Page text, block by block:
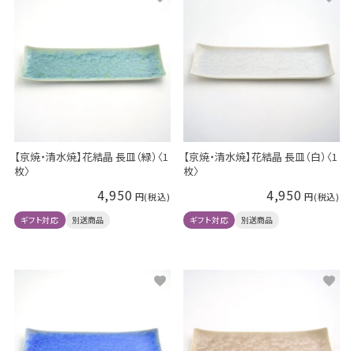
【京焼・清水焼】花結晶 長皿（緑）〈1
枚〉
4,950
ギフト対応 別送商品
【京焼・清水焼】花結晶 長皿（白）〈1
枚〉
4,950
ギフト対応 別送商品